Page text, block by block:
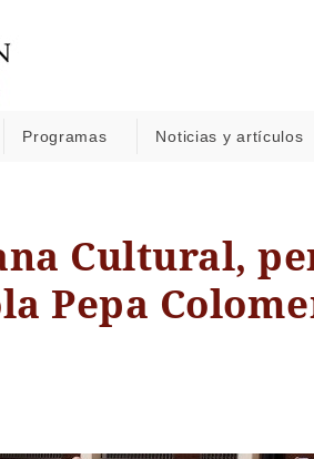
Programas Noticias y artículos
Cultural,
Pepa